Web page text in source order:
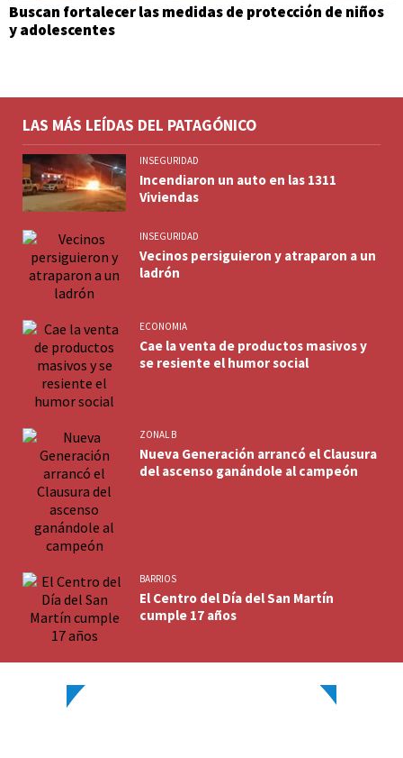
Buscan fortalecer las medidas de protección de niños
y adolescentes
LAS MÁS LEÍDAS DEL PATAGÓNICO
INSEGURIDAD
Incendiaron un auto en las 1311
Viviendas
INSEGURIDAD
Vecinos persiguieron y atraparon a un
ladrón
ECONOMIA
Cae la venta de productos masivos y
se resiente el humor social
ZONAL B
Nueva Generación arrancó el Clausura
del ascenso ganándole al campeón
BARRIOS
El Centro del Día del San Martín
cumple 17 años